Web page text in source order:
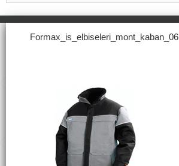
Formax_is_elbiseleri_mont_kaban_06